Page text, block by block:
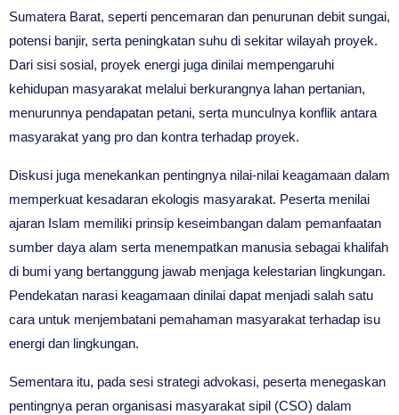
Sumatera Barat, seperti pencemaran dan penurunan debit sungai,
potensi banjir, serta peningkatan suhu di sekitar wilayah proyek.
Dari sisi sosial, proyek energi juga dinilai mempengaruhi
kehidupan masyarakat melalui berkurangnya lahan pertanian,
menurunnya pendapatan petani, serta munculnya konflik antara
masyarakat yang pro dan kontra terhadap proyek.
Diskusi juga menekankan pentingnya nilai-nilai keagamaan dalam
memperkuat kesadaran ekologis masyarakat. Peserta menilai
ajaran Islam memiliki prinsip keseimbangan dalam pemanfaatan
sumber daya alam serta menempatkan manusia sebagai khalifah
di bumi yang bertanggung jawab menjaga kelestarian lingkungan.
Pendekatan narasi keagamaan dinilai dapat menjadi salah satu
cara untuk menjembatani pemahaman masyarakat terhadap isu
energi dan lingkungan.
Sementara itu, pada sesi strategi advokasi, peserta menegaskan
pentingnya peran organisasi masyarakat sipil (CSO) dalam